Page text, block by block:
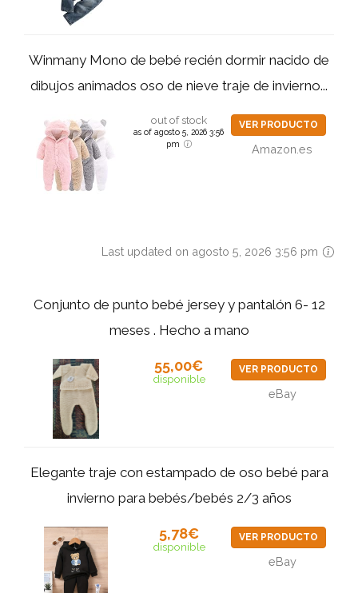
Winmany Mono de bebé recién dormir nacido de
dibujos animados oso de nieve traje de invierno...
out of stock
as of agosto 5, 2026 3:56
pm
VER PRODUCTO
Amazon.es
Last updated on agosto 5, 2026 3:56 pm
Conjunto de punto bebé jersey y pantalón 6- 12
meses . Hecho a mano
55,00€
disponible
VER PRODUCTO
eBay
Elegante traje con estampado de oso bebé para
invierno para bebés/bebés 2/3 años
5,78€
disponible
VER PRODUCTO
eBay